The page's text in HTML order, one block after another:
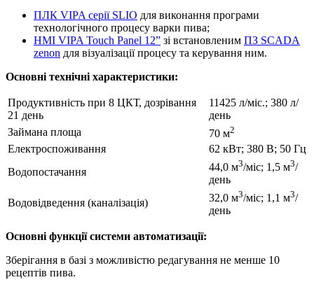
ПЛК VIPA серії SLIO для виконання програми
технологічного процесу варки пива;
HMI VIPA Touch Panel 12” зі встановленим ПЗ SCADA
zenon для візуалізації процесу та керування ним.
Основні технічні характеристики:
Продуктивність при 8 ЦКТ, дозрівання
21 день
11425 л/міс.; 380 л/
день
Займана площа
70 м2
Електроспоживання
62 кВт; 380 В; 50 Гц
Водопостачання
44,0 м3/міс; 1,5 м3/
день
Водовідведення (каналізація)
32,0 м3/міс; 1,1 м3/
день
Основні функції системи автоматизації:
Зберігання в базі з можливістю редагування не менше 10
рецептів пива.